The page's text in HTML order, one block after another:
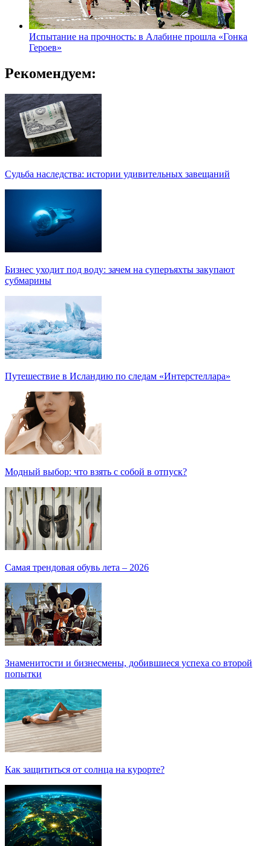
Испытание на прочность: в Алабине прошла «Гонка
Героев»
Рекомендуем:
Судьба наследства: истории удивительных завещаний
Бизнес уходит под воду: зачем на суперъяхты закупают
субмарины
Путешествие в Исландию по следам «Интерстеллара»
Модный выбор: что взять с собой в отпуск?
Самая трендовая обувь лета – 2026
Знаменитости и бизнесмены, добившиеся успеха со второй
попытки
Как защититься от солнца на курорте?